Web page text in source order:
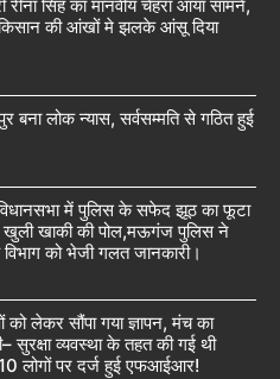
सिंह का मानवीय चेहरा आया सामने,
किसान की आंखों मे झलके आंसू दिया
बना लोक न्यास, सर्वसम्मति से गठित हुई
में पुलिस के सफेद झूठ का फूटा
खुली खाकी की पोल,मऊगंज पुलिस ने
को भेजी गलत जानकारी।
लेकर सौंपा गया ज्ञापन, मंच का
सुरक्षा व्यवस्था के तहत की गई थी
लोगों पर दर्ज हुई एफआईआर!